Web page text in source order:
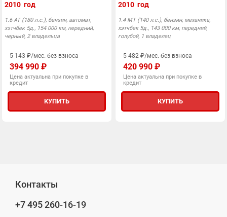
2010 год
1.6 AT (180 л.с.), бензин, автомат,
хэтчбек 5д., 154 000 км, передний,
черный, 2 владельца
5 143 ₽/мес. без взноса
394 990 ₽
Цена актуальна при покупке в
кредит
КУПИТЬ
2010 год
1.4 MT (140 л.с.), бензин, механика,
хэтчбек 5д., 143 000 км, передний,
голубой, 1 владелец
5 482 ₽/мес. без взноса
420 990 ₽
Цена актуальна при покупке в
кредит
КУПИТЬ
Контакты
+7 495260-16-19